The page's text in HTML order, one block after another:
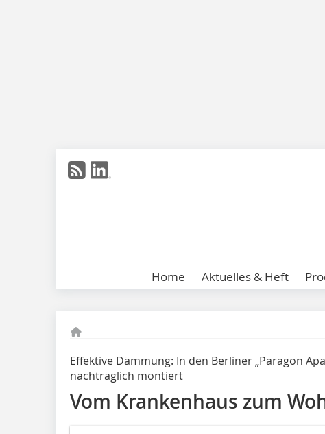
Home Aktuelles & Heft
Effektive Dämmung: In den Berliner „Paragon
nachträglich montiert
Vom Krankenhaus zum